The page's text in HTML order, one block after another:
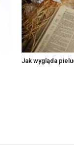
Jak wygląda